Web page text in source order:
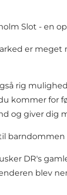
Slot - en
er meget
rig
kommer for
og giver dig
barndommen
DR's
blev